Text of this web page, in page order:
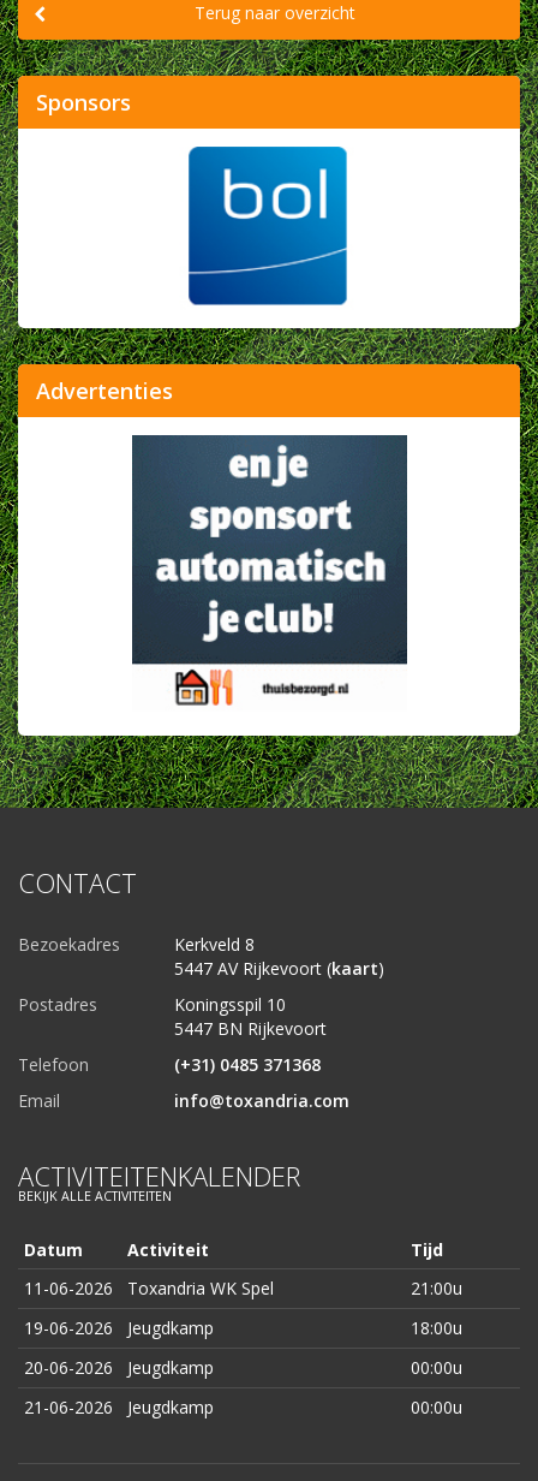
Terug naar overzicht
Sponsors
Advertenties
CONTACT
Bezoekadres
Kerkveld 8
5447 AV Rijkevoort (kaart)
Postadres
Koningsspil 10
5447 BN Rijkevoort
Telefoon
(+31) 0485 371368
Email
info@toxandria.com
ACTIVITEITENKALENDER
BEKIJK ALLE ACTIVITEITEN
Datum Activiteit
Tijd
11-06-2026
Toxandria WK Spel
21:00u
19-06-2026
Jeugdkamp
18:00u
20-06-2026
Jeugdkamp
00:00u
21-06-2026
Jeugdkamp 00:00u